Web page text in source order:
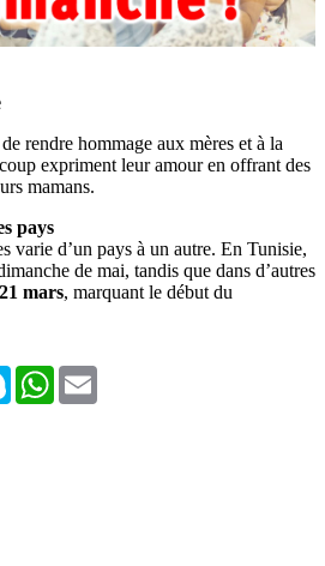
rendre hommage aux mères et à la
expriment leur amour en offrant des
mamans.
pays
varie d’un pays à un autre. En Tunisie,
de mai, tandis que dans d’autres
21 mars, marquant le début du
Skype WhatsApp